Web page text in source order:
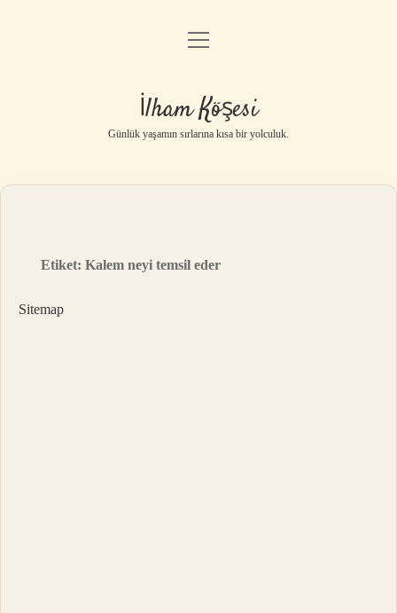
Anasayfa
Yasal Uyarı
menüyü
İlham Köşesi
Günlük yaşamın sırlarına kısa bir yolculuk.
Etiket:Kalem neyi temsil eder
Sitemap